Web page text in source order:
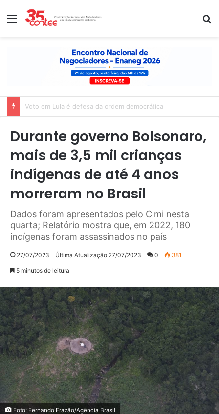
Menu
Nota de solidariedade ao povo venezuelano
Durante governo Bolsonaro,
mais de 3,5 mil crianças
indígenas de até 4 anos
morreram no Brasil
Dados foram apresentados pelo Cimi nesta
quarta; Relatório mostra que, em 2022, 180
indígenas foram assassinados no país
27/07/2023 Última Atualização 27/07/2023 0 381
5 minutos de leitura
Foto: Fernando Frazão/Agência Brasil